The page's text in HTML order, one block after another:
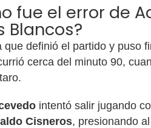
fue el error de
Blancos?
que definió el partido y puso
cerca del minuto 90,
intentó salir jugando
Cisneros, presionando